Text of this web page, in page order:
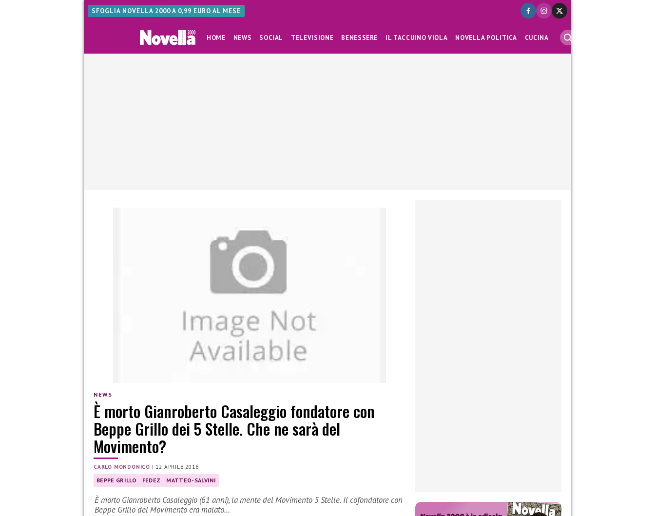
SFOGLIA NOVELLA 2000 A 0,99 EURO AL MESE
HOME NEWS SOCIAL TELEVISIONE BENESSERE IL TACCUINO VIOLA NOVELLA POLITICA CUCINA
NEWS
È morto Gianroberto Casaleggio fondatore con
Beppe Grillo dei 5 Stelle. Che ne sarà del
Movimento?
CARLO MONDONICO | 12 APRILE 2016
BEPPE GRILLO FEDEZ MATTEO-SALVINI
È morto Gianroberto Casaleggio (61 anni), la mente del Movimento 5 Stelle. Il cofondatore con
Beppe Grillo del Movimento era malato…